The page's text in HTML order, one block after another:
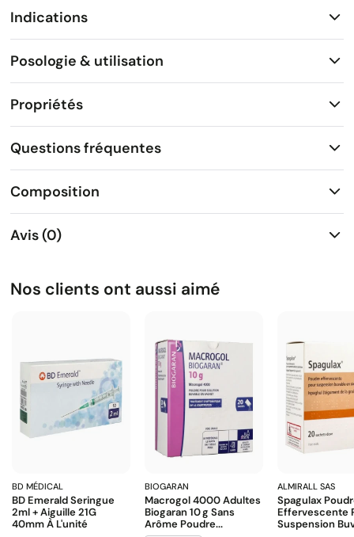
Indications
Posologie & utilisation
Propriétés
Questions fréquentes
Composition
Avis (0)
Nos clients ont aussi aimé
BD MÉDICAL
BD Emerald Seringue
2ml + Aiguille 21G
40mm À L'unité
BIOGARAN
Macrogol 4000 Adultes
Biogaran 10 G Sans
Arôme Poudre...
ALMIRALL SAS
Spagulax
Effervescente
Suspension